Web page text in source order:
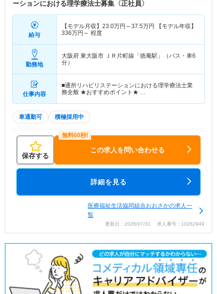
ーションにおける理学療法士募集〈正社員〉
給与
【モデル月収】 23.0万円～37.5万円 【モデル年収】
336万円～ 程度
勤務地
大阪府 東大阪市
ＪＲ片町線「徳庵駅」（バス・車6
分）
仕事内容
■通所リハビリステーションにおける理学療法士業
務全般 ★おすすめポイント★ …
車通勤可 積極採用中
保存する
この求人を問い合わせる
詳細を見る
医療福祉生活協同組合おおさかの求人一
覧
更新日：2026/07/31 求人番号：10262949